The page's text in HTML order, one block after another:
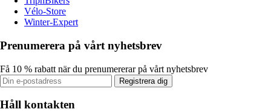
Vélo-Store
Winter-Expert
Prenumerera på vårt nyhetsbrev
Få 10 % rabatt när du prenumererar på vårt nyhetsbrev
Registrera dig
Håll kontakten